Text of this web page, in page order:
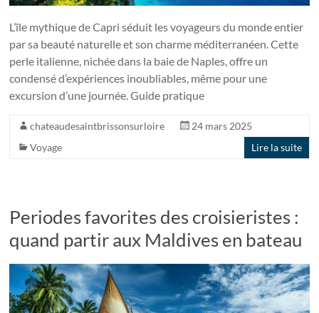
L’île mythique de Capri séduit les voyageurs du monde entier
par sa beauté naturelle et son charme méditerranéen. Cette
perle italienne, nichée dans la baie de Naples, offre un
condensé d’expériences inoubliables, même pour une
excursion d’une journée. Guide pratique
chateaudesaintbrissonsurloire
24 mars 2025
Voyage
Lire la suite
Periodes favorites des croisieristes :
quand partir aux Maldives en bateau